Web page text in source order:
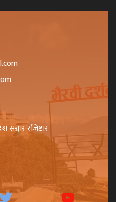
सञ्चार रजिष्टार